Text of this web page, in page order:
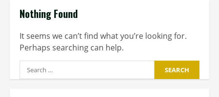
Nothing Found
It seems we can’t find what you’re looking for.
Perhaps searching can help.
Search
for: